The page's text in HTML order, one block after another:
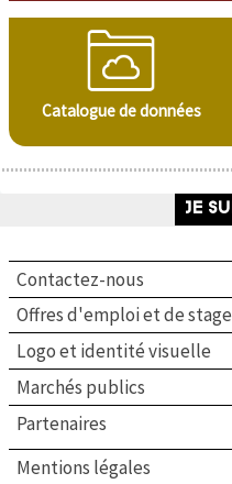
Catalogue de données
Contactez-nous
Offres d'emploi et de stage
Logo et identité visuelle
Marchés publics
Partenaires
Mentions légales